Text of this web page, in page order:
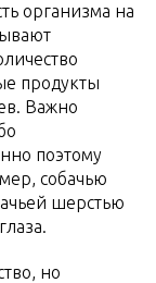
организма на
продукты
Важно
поэтому
собачью
шерстью
но